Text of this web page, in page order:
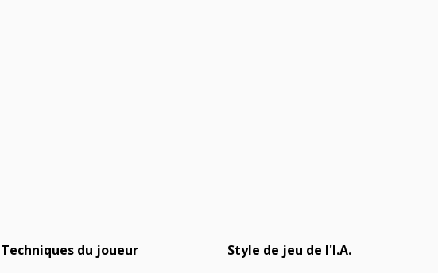
Techniques du joueur
Style de jeu de l'I.A.